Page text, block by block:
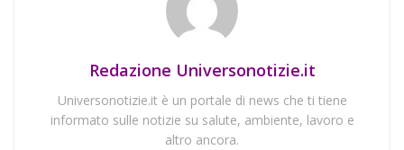
Redazione Universonotizie.it
Universonotizie.it è un portale di news che ti tiene
informato sulle notizie su salute, ambiente, lavoro e
altro ancora.